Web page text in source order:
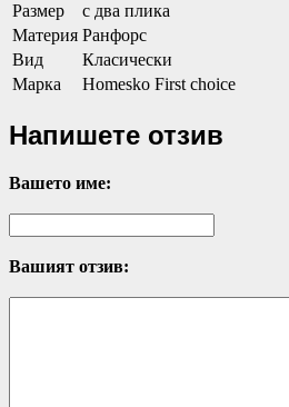
Размер
с два плика
Материя Ранфорс
Вид
Класически
Марка
Homesko First choice
Напишете отзив
Вашето име:
Вашият отзив: